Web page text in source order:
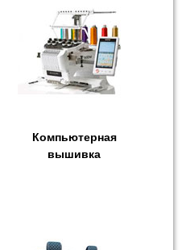
Компьютерная
вышивка